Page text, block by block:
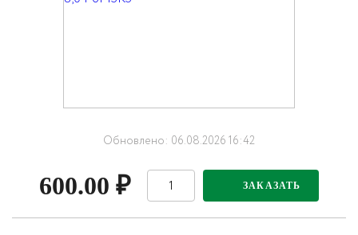
Обновлено: 06.08.2026 16:42
600.00 ₽ ЗАКАЗАТЬ